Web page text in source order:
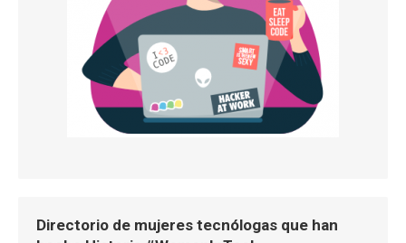
Directorio de mujeres tecnólogas que han